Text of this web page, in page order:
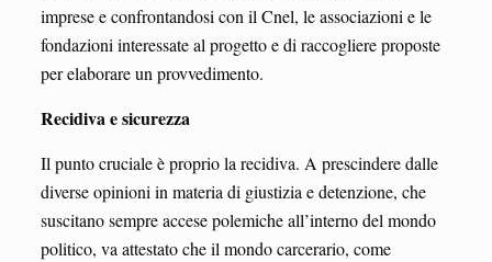
imprese e confrontandosi con il Cnel, le associazioni e le
fondazioni interessate al progetto e di raccogliere proposte
per elaborare un provvedimento.
Recidiva e sicurezza
Il punto cruciale è proprio la recidiva. A prescindere dalle
diverse opinioni in materia di giustizia e detenzione, che
suscitano sempre accese polemiche all’interno del mondo
politico, va attestato che il mondo carcerario, come